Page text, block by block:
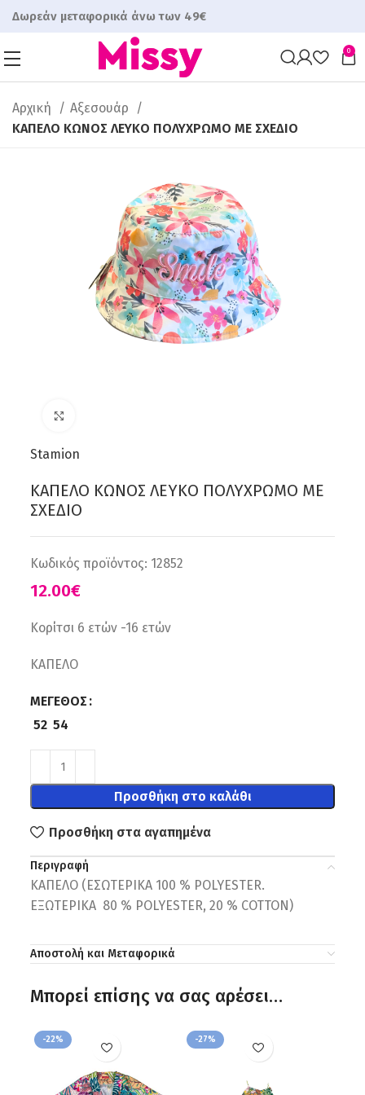
Δωρεάν μεταφορικά άνω των 49€
0
Αρχική
Αξεσουάρ
ΚΑΠΕΛΟ ΚΩΝΟΣ ΛΕΥΚΟ ΠΟΛΥΧΡΩΜΟ ΜΕ ΣΧΕΔΙΟ
Stamion
ΚΑΠΕΛΟ ΚΩΝΟΣ ΛΕΥΚΟ ΠΟΛΥΧΡΩΜΟ ΜΕ
ΣΧΕΔΙΟ
Κωδικός προϊόντος: 12852
€
Κορίτσι 6 ετών -16 ετών
ΚΑΠΕΛΟ
ΜΈΓΕΘΟΣ
52 54
Προσθήκη στο καλάθι
Προσθήκη στα αγαπημένα
Περιγραφή
ΚΑΠΕΛΟ (ΕΣΩΤΕΡΙΚΑ 100 % POLYESTER.
ΕΞΩΤΕΡΙΚΑ 80 % POLYESTER, 20 % COTTON)
Αποστολή και Μεταφορικά
Μπορεί επίσης να σας αρέσει…
-22% -27%